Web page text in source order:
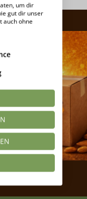
um dir
gut dir unser
auch ohne